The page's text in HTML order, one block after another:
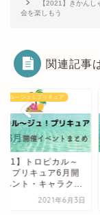
【2021】きかん
会を楽しもう
関連記事
カル～ジュ！プリキュア
】トロピカル～
！プリキュア6月開
ベント・キャラク...
2021年6月3日